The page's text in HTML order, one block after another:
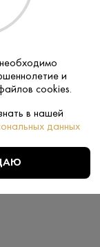
и
cookies.
в нашей
данных